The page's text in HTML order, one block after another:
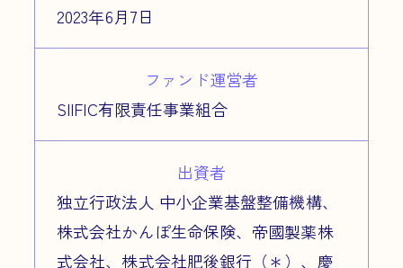
2023年6月7日
ファンド運営者
SIIFIC有限責任事業組合
出資者
独立行政法人 中小企業基盤整備機構、
株式会社かんぽ生命保険、帝國製薬株
式会社、株式会社肥後銀行（＊）、慶